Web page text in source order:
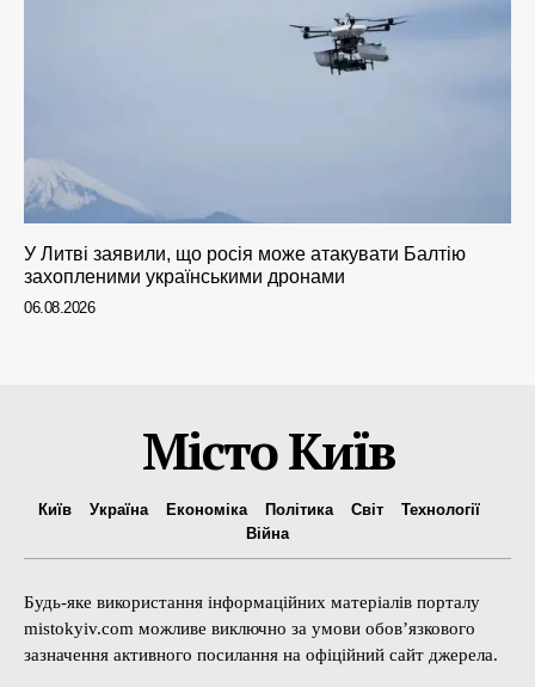
У Литві заявили, що росія може атакувати Балтію
захопленими українськими дронами
06.08.2026
Місто Київ
Київ Україна Економіка Політика Світ
Технології
Війна
Будь-яке використання інформаційних матеріалів порталу
mistokyiv.com можливе виключно за умови обов’язкового
зазначення активного посилання на офіційний сайт джерела.